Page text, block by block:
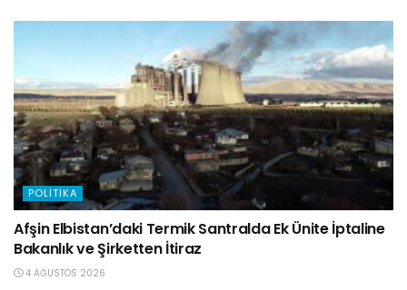
POLITIKA
Afşin Elbistan’daki Termik Santralda Ek Ünite İptaline
Bakanlık ve Şirketten İtiraz
4 AĞUSTOS 2026